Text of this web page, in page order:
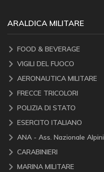
ARALDICA MILITARE
FOOD & BEVERAGE
VIGILI DEL FUOCO
AERONAUTICA MILITARE
FRECCE TRICOLORI
POLIZIA DI STATO
ESERCITO ITALIANO
ANA - Ass. Nazionale Alpini
CARABINIERI
MARINA MILITARE